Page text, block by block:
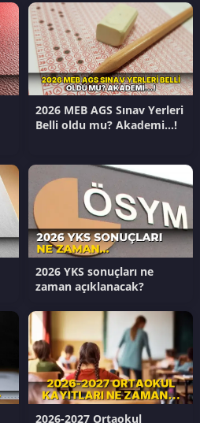
2026 MEB AGS Sınav Yerleri
Belli oldu mu? Akademi…!
2026 YKS sonuçları ne
zaman açıklanacak?
2026-2027 Ortaokul